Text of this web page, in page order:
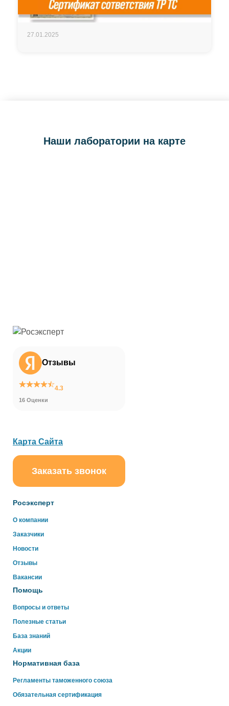
27.01.2025
Наши лаборатории на карте
Отзывы
4.3
16 Оценки
Росэксперт
О компании
Заказчики
Новости
Отзывы
Вакансии
Помощь
Вопросы и ответы
Полезные статьи
База знаний
Акции
Нормативная база
Регламенты таможенного союза
Обязательная сертификация
Карта Сайта
Заказать звонок
online
Здравствуйте!
Свяжитесь с нами через WhatsApp нажав на кнопку
WhatsApp